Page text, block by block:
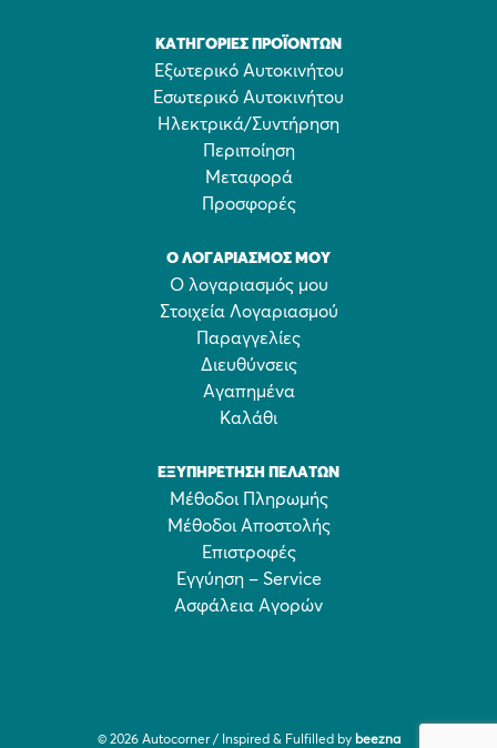
ΚΑΤΗΓΟΡΊΕΣ ΠΡΟΪΌΝΤΩΝ
Εξωτερικό Αυτοκινήτου
Εσωτερικό Αυτοκινήτου
Ηλεκτρικά/Συντήρηση
Περιποίηση
Μεταφορά
Προσφορές
Ο ΛΟΓΑΡΙΑΣΜΌΣ ΜΟΥ
Ο λογαριασμός μου
Στοιχεία Λογαριασμού
Παραγγελίες
Διευθύνσεις
Αγαπημένα
Καλάθι
ΕΞΥΠΗΡΈΤΗΣΗ ΠΕΛΑΤΏΝ
Μέθοδοι Πληρωμής
Μέθοδοι Αποστολής
Επιστροφές
Εγγύηση – Service
Ασφάλεια Αγορών
© 2026 Autocorner / Inspired & Fulfilled by beezna